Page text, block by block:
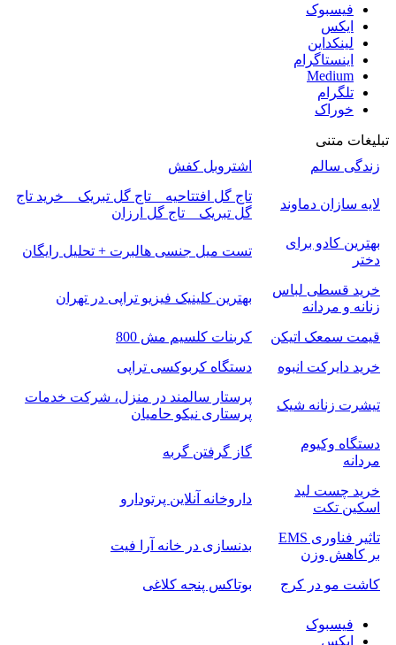
فیسبوک
ایکس
لینکداین
اینستاگرام
Medium
تلگرام
خوراک
تبلیغات متنی
زندگی سالم
اشتروبل کفش
لایه سازان دماوند
تاج گل افتتاحیه _ تاج گل تبریک _ خرید تاج
گل تبریک _ تاج گل ارزان
بهترین کادو برای
دختر
تست میل جنسی هالبرت + تحلیل رایگان
خرید قسطی لباس
زنانه و مردانه
بهترین کلینیک فیزیو تراپی در تهران
قیمت سمعک اتیکن
کربنات کلسیم مش 800
خرید دایرکت انبوه
دستگاه کربوکسی تراپی
تیشرت زنانه شیک
پرستار سالمند در منزل، شرکت خدمات
پرستاری نیکو حامیان
دستگاه وکیوم
مردانه
گاز گرفتن گربه
خرید چست لید
اسکین تکت
داروخانه آنلاین پرتودارو
تاثیر فناوری EMS
بر کاهش وزن
بدنسازی در خانه آرا فیت
کاشت مو در کرج بوتاکس پنجه کلاغی
فیسبوک
ایکس